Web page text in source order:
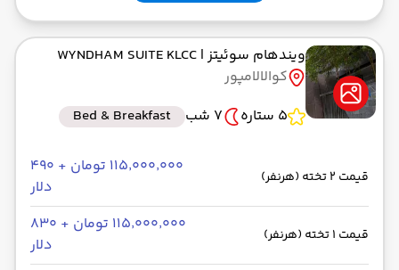
ویندهام سوئیتز| WYNDHAM SUITE KLCC
کوالالامپور
5 ستاره
7 شب Bed & Breakfast
قیمت 2 تخته (هرنفر)
۱۱۵٬۰۰۰٬۰۰۰ تومان + ۴۹۰
دلار
قیمت 1 تخته (هرنفر)
۱۱۵٬۰۰۰٬۰۰۰ تومان + ۸۳۰
دلار